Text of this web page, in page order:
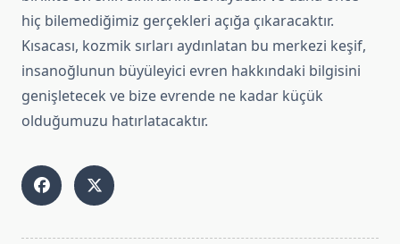
hiç bilemediğimiz gerçekleri açığa çıkaracaktır.
Kısacası, kozmik sırları aydınlatan bu merkezi keşif,
insanoğlunun büyüleyici evren hakkındaki bilgisini
genişletecek ve bize evrende ne kadar küçük
olduğumuzu hatırlatacaktır.